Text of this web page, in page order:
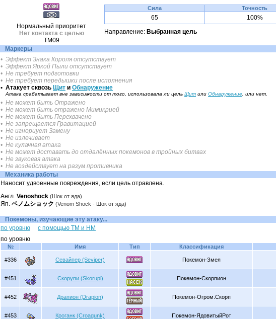
Нормальный приоритет
Нет контакта с целью
TM09
Сила Точность
65 100%
Направление: Выбранная цель
Маркеры
• Эффект Знака Короля отсутствует
• Эффект Яркой Пыли отсутствует
• Не требует подготовки
• Не требует передышки после исполнения
• Атакует сквозь Щит и Обнаружение
Атака срабатывает вне зависимости от того, использовала ли цель Щит или Обнаружение , или нет.
• Не может быть Отражено
• Не может быть отражено Мимикрией
• Не может быть Перехвачено
• Не запрещается Гравитацией
• Не игнориует Замену
• Не излечивает
• Не кулачная атака
• Не может доставать до отдалённых покемонов в тройных битвах
• Не звуковая атака
• Не воздействует на разум противника
Механика работы
Наносит удвоенные повреждения, если цель отравлена.
Англ. Venoshock (Шок от яда)
Яп. ベノムショック (Venom Shock - Шок от яда)
Покемоны, изучающие эту атаку...
по уровню
с помощью TM и HM
по уровню
№ Имя Тип Классификация
#336 Севайпер (Seviper) Покемон-Змея
#451 Скорупи (Skorupi) Покемон-Скорпион
#452 Драпион (Drapion) Покемон-Огром.Скорп
#453 Кроганк (Croagunk) Покемон-ЯдовитыйРот